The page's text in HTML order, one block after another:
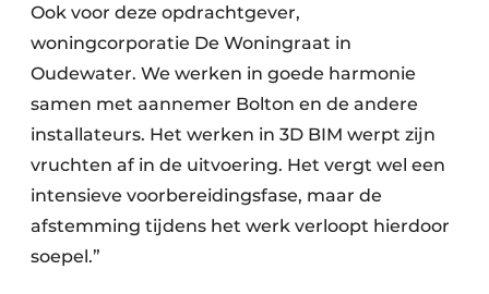
Ook voor deze opdrachtgever,
woningcorporatie De Woningraat in
Oudewater. We werken in goede harmonie
samen met aannemer Bolton en de andere
installateurs. Het werken in 3D BIM werpt zijn
vruchten af in de uitvoering. Het vergt wel een
intensieve voorbereidingsfase, maar de
afstemming tijdens het werk verloopt hierdoor
soepel.”